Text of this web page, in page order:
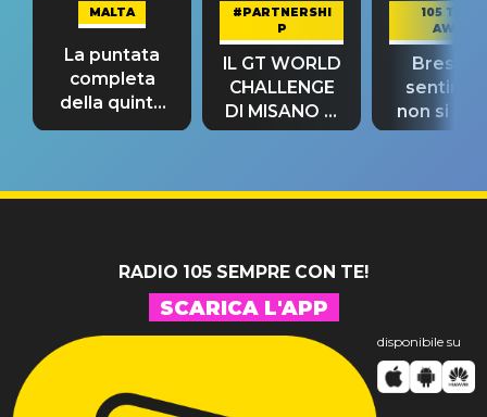
MALTA
La puntata
completa
della quinta
tappa
#PARTNERSHI
P
IL GT WORLD
CHALLENGE
DI MISANO si
riconferma
105 TAKE
AWAY
Bresh:
non si
fino alla
RADIO 105 SEMPRE CON TE!
SCARICA L'APP
disponibile su